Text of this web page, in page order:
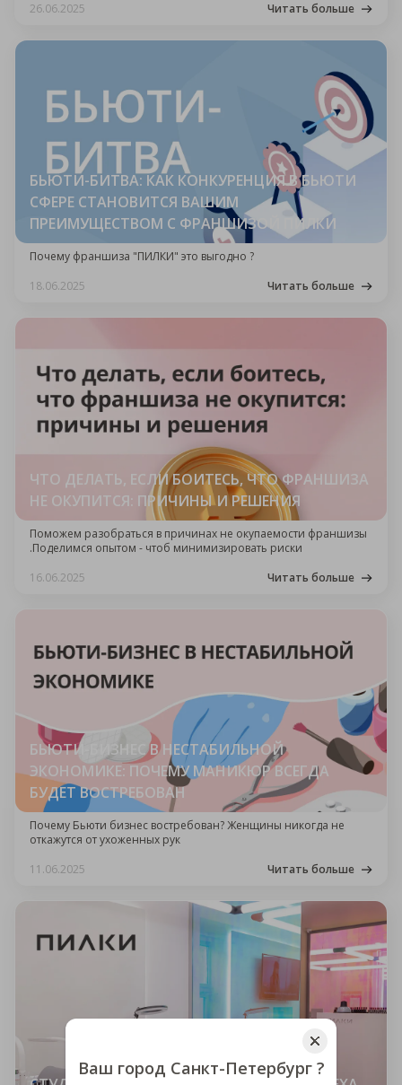
26.06.2025
Читать больше
БЬЮТИ-БИТВА: КАК КОНКУРЕНЦИЯ В БЬЮТИ
СФЕРЕ СТАНОВИТСЯ ВАШИМ
ПРЕИМУЩЕСТВОМ С ФРАНШИЗОЙ ПИЛКИ
Почему франшиза "ПИЛКИ" это выгодно ?
18.06.2025
Читать больше
ЧТО ДЕЛАТЬ, ЕСЛИ БОИТЕСЬ, ЧТО ФРАНШИЗА
НЕ ОКУПИТСЯ: ПРИЧИНЫ И РЕШЕНИЯ
Поможем разобраться в причинах не окупаемости франшизы
.Поделимся опытом - чтоб минимизировать риски
16.06.2025
Читать больше
БЬЮТИ-БИЗНЕС В НЕСТАБИЛЬНОЙ
ЭКОНОМИКЕ: ПОЧЕМУ МАНИКЮР ВСЕГДА
БУДЕТ ВОСТРЕБОВАН
Почему Бьюти бизнес востребован? Женщины никогда не
откажутся от ухоженных рук
11.06.2025
Читать больше
Ваш город Санкт-Петербург ?